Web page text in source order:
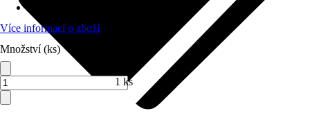
Více informací o zboží
Množství (ks)
1 ks